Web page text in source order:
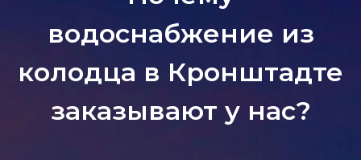
водоснабжение из
колодца в Кронштадте
заказывают у нас?